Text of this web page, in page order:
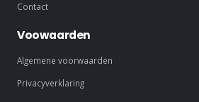
Contact
Voowaarden
Algemene voorwaarden
Privacyverklaring